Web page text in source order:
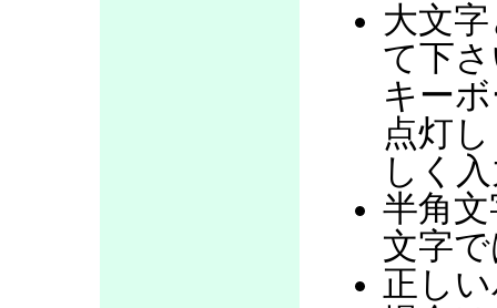
大文
て下
キー
点灯
しく
半角
文字
正し